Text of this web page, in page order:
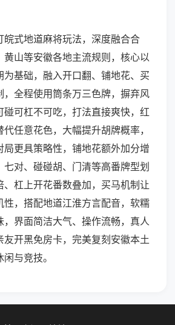
皖式地道麻将玩法，深度融合合
黄山等安徽各地主流规则，核心以
为基础，融入开口翻、铺地花、买
，全程使用筒条万三色牌，摒弃风
碰可杠不可吃，打法直接爽快，红
任意花色，大幅提升胡牌概率，
局更具策略性，铺地花额外加分增
对、碰碰胡、门清等高番牌型划
、杠上开花番数叠加，买马机制让
性，搭配地道江淮方言配音，软糯
，界面简洁大气、操作流畅，真人
友开黑免房卡，完美复刻安徽本土
与竞技。